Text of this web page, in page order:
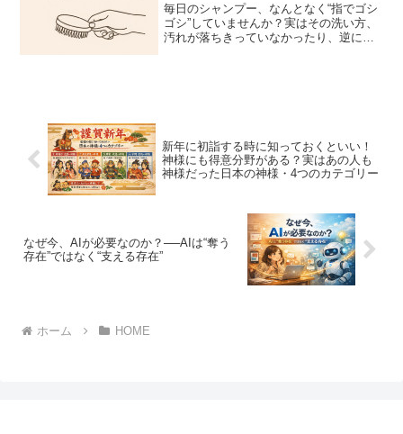
毎日のシャンプー、なんとなく“指でゴシ
ゴシ”していませんか？実はその洗い方、
汚れが落ちきっていなかったり、逆に頭
新年に初詣する時に知っておくといい！
神様にも得意分野がある？実はあの人も
神様だった日本の神様・4つのカテゴリー
なぜ今、AIが必要なのか？──AIは“奪う
存在”ではなく“支える存在”
ホーム HOME